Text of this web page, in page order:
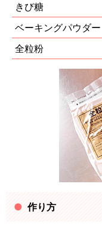
きび糖
ベーキングパウダー
全粒粉
作り方